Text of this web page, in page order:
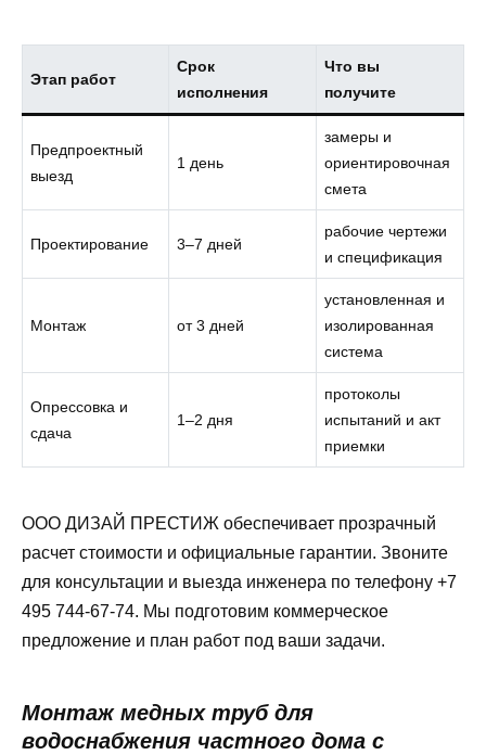
Этап работ
Срок
исполнения
Что вы
получите
Предпроектный
выезд
1 день
замеры и
ориентировочная
смета
Проектирование 3–7 дней
рабочие чертежи
и спецификация
Монтаж от 3 дней
установленная и
изолированная
система
Опрессовка и
сдача
1–2 дня
протоколы
испытаний и акт
приемки
ООО ДИЗАЙ ПРЕСТИЖ обеспечивает прозрачный
расчет стоимости и официальные гарантии. Звоните
для консультации и выезда инженера по телефону +7
495 744-67-74. Мы подготовим коммерческое
предложение и план работ под ваши задачи.
Монтаж медных труб для
водоснабжения частного дома с